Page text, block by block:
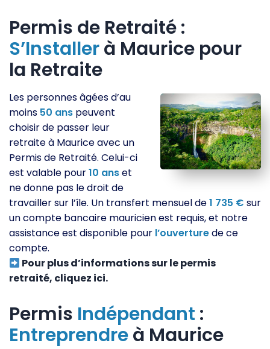
Permis de Retraité :
S’Installerà Maurice pour
la Retraite
Les personnes âgées d’au
moins 50 ans peuvent
choisir de passer leur
retraite à Maurice avec un
Permis de Retraité. Celui-ci
est valable pour10 anset
ne donne pas le droit de
travailler sur l’île. Un transfert mensuel de1 735 € sur
un compte bancaire mauricien est requis, et notre
assistance est disponible pour l’ouverturede ce
compte.
Pour plus d’informations sur le permis
retraité, cliquez ici.
Permis Indépendant :
Entreprendreà Maurice